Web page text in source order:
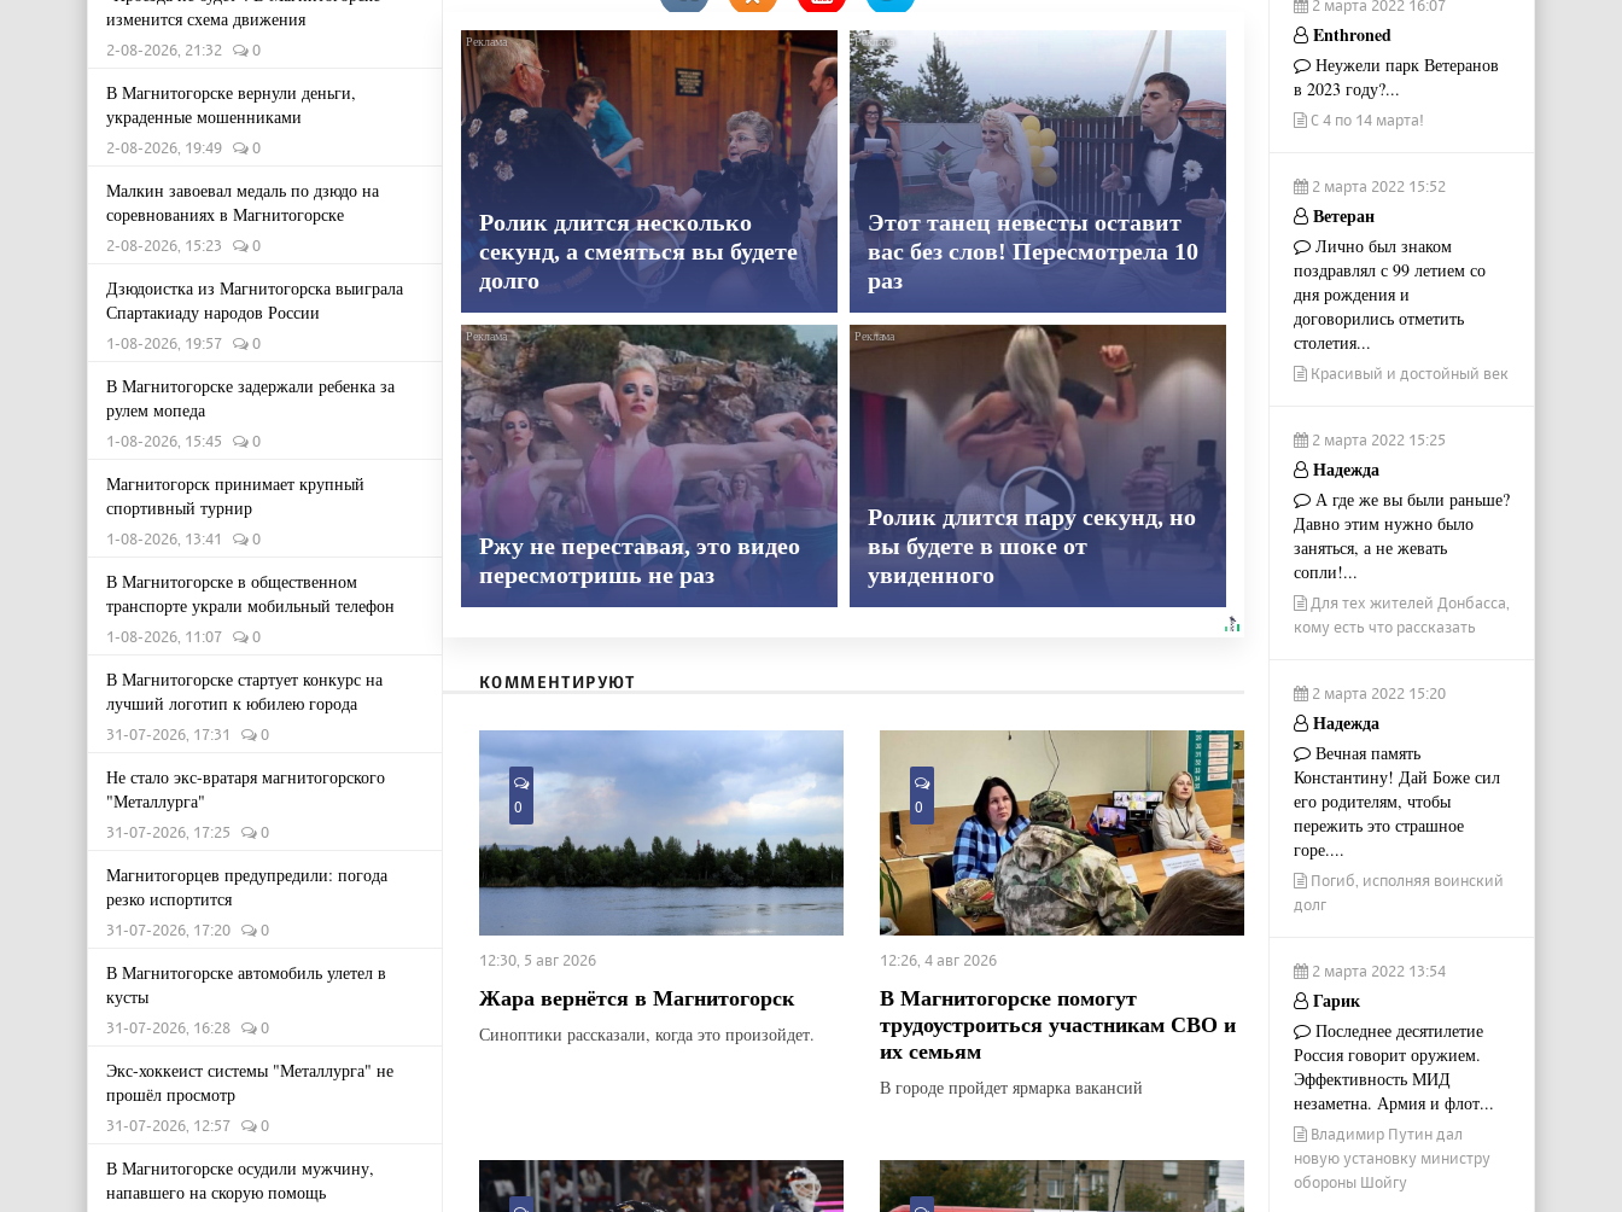
изменится схема движения
2-08-2026, 21:32 0
В Магнитогорске вернули деньги,
украденные мошенниками
2-08-2026, 19:49 0
Малкин завоевал медаль по дзюдо на
соревнованиях в Магнитогорске
2-08-2026, 15:23 0
Дзюдоистка из Магнитогорска выиграла
Спартакиаду народов России
1-08-2026, 19:57 0
В Магнитогорске задержали ребенка за
рулем мопеда
1-08-2026, 15:45 0
Магнитогорск принимает крупный
спортивный турнир
1-08-2026, 13:41 0
В Магнитогорске в общественном
транспорте украли мобильный телефон
1-08-2026, 11:07 0
В Магнитогорске стартует конкурс на
лучший логотип к юбилею города
31-07-2026, 17:31 0
Не стало экс-вратаря магнитогорского
"Металлурга"
31-07-2026, 17:25 0
Магнитогорцев предупредили: погода
резко испортится
31-07-2026, 17:20 0
В Магнитогорске автомобиль улетел в
кусты
31-07-2026, 16:28 0
Экс-хоккеист системы "Металлурга" не
прошёл просмотр
31-07-2026, 12:57 0
В Магнитогорске осудили мужчину,
напавшего на скорую помощь
Ролик длится несколько
секунд, а смеяться вы будете
долго
Этот танец невесты оставит
вас без слов! Пересмотрела 10
раз
Ржу не переставая, это видео
пересмотришь не раз
Ролик длится пару секунд, но
вы будете в шоке от
увиденного
КОММЕНТИРУЮТ
0
12:30, 5 авг 2026
Жара вернётся в Магнитогорск
Синоптики рассказали, когда это произойдет.
0
12:26, 4 авг 2026
В Магнитогорске помогут
трудоустроиться участникам СВО и
их семьям
В городе пройдет ярмарка вакансий
2 марта 2022 16:07
Enthroned
Неужели парк Ветеранов
в 2023 году?...
С 4 по 14 марта!
2 марта 2022 15:52
Ветеран
Лично был знаком
поздравлял с 99 летием со
дня рождения и
договорились отметить
столетия...
Красивый и достойный век
2 марта 2022 15:25
Надежда
А где же вы были раньше?
Давно этим нужно было
заняться, а не жевать
сопли!...
Для тех жителей Донбасса,
кому есть что рассказать
2 марта 2022 15:20
Надежда
Вечная память
Константину! Дай Боже сил
его родителям, чтобы
пережить это страшное
горе....
Погиб, исполняя воинский
долг
2 марта 2022 13:54
Гарик
Последнее десятилетие
Россия говорит оружием.
Эффективность МИД
незаметна. Армия и флот...
Владимир Путин дал
новую установку министру
обороны Шойгу